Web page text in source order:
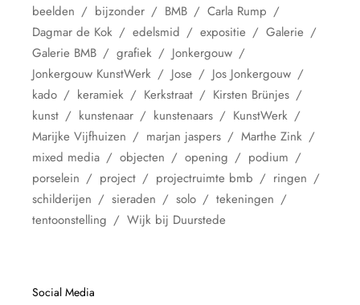
beelden
bijzonder BMB
Carla Rump
Dagmar de Kok
edelsmid expositie
Galerie
Galerie BMB
grafiek
Jonkergouw
Jonkergouw KunstWerk
Jose
Jos Jonkergouw
kado
keramiek Kerkstraat
Kirsten Brünjes
kunst
kunstenaar kunstenaars
KunstWerk
Marijke Vijfhuizen
marjan jaspers
Marthe Zink
mixed media
objecten opening
podium
porselein
project projectruimte bmb
ringen
schilderijen
sieraden solo
tekeningen
tentoonstelling
Wijk bij Duurstede
Social Media